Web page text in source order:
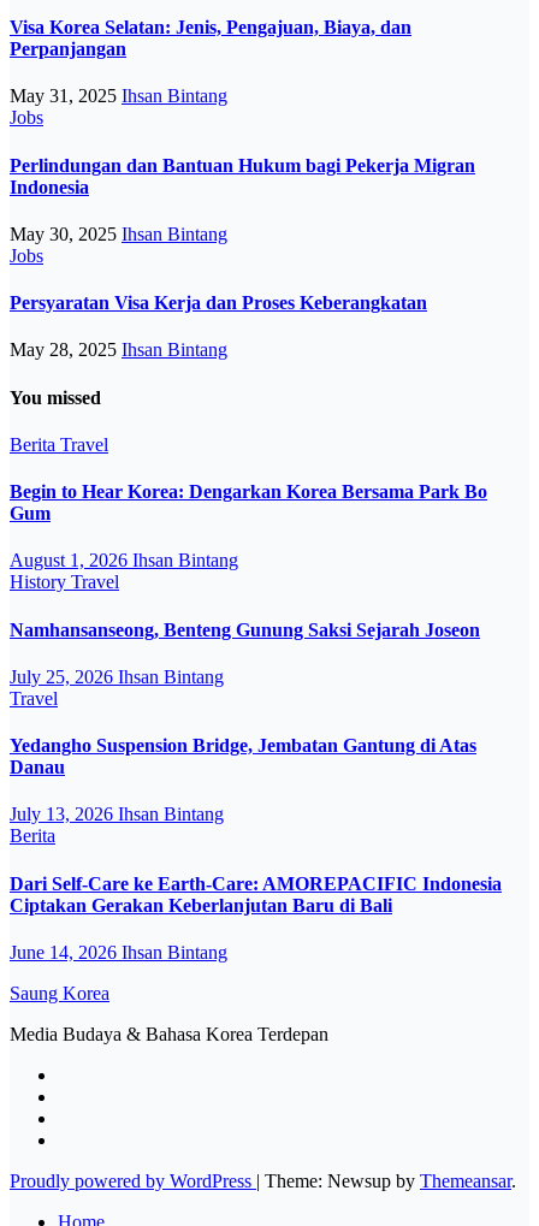
Visa Korea Selatan: Jenis, Pengajuan, Biaya, dan
Perpanjangan
May 31, 2025 Ihsan Bintang
Jobs
Perlindungan dan Bantuan Hukum bagi Pekerja Migran
Indonesia
May 30, 2025 Ihsan Bintang
Jobs
Persyaratan Visa Kerja dan Proses Keberangkatan
May 28, 2025 Ihsan Bintang
You missed
Berita Travel
Begin to Hear Korea: Dengarkan Korea Bersama Park Bo
Gum
August 1, 2026 Ihsan Bintang
History Travel
Namhansanseong, Benteng Gunung Saksi Sejarah Joseon
July 25, 2026 Ihsan Bintang
Travel
Yedangho Suspension Bridge, Jembatan Gantung di Atas
Danau
July 13, 2026 Ihsan Bintang
Berita
Dari Self-Care ke Earth-Care: AMOREPACIFIC Indonesia
Ciptakan Gerakan Keberlanjutan Baru di Bali
June 14, 2026 Ihsan Bintang
Saung Korea
Media Budaya & Bahasa Korea Terdepan
Proudly powered by WordPress | Theme: Newsup by Themeansar.
Home